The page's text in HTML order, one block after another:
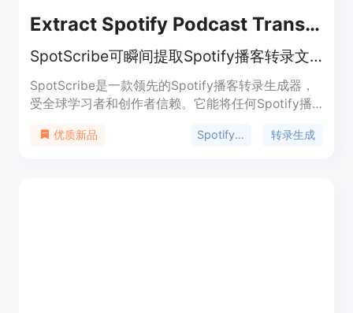
Extract Spotify Podcast Transcripts Instantly
SpotScribe可瞬间提取Spotify播客转录文本，还能生成摘要、支持互动聊天
SpotScribe是一款领先的Spotify播客转录生成器，
受全球学习者和创作者信赖。它能将任何Spotify播
天等功能。其重要性在于为用户节省时间、提高生产
优质新品 Spotify播客 转录生成